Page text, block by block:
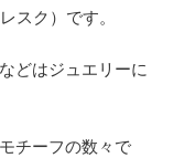
スク）です。
どはジュエリーに
チーフの数々で